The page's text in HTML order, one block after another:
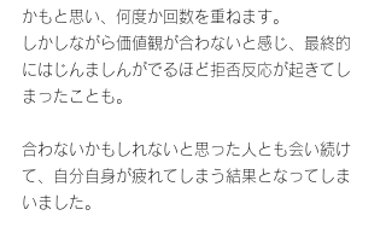
かもと思い、何度か回数を重ねます。
しかしながら価値観が合わないと感じ、最終的
にはじんましんがでるほど拒否反応が起きてし
まったことも。
合わないかもしれないと思った人とも会い続け
て、自分自身が疲れてしまう結果となってしま
いました。